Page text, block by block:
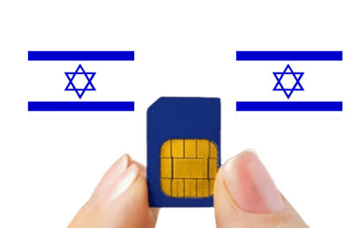
Orange Romania
Orange Romania – nhà mạng di động lớn
nhất, lâu đời nhất Romania với vùng phủ
sóng rộng khắp: thành phố lớn như
Bucharest, Cluj-Napoca, Timisoara, Iasi đến
vùng nông thôn, khu vực miền núi, biển Đen.
Dịch vụ ổn định, nhiều đại lý hỗ trợ, đa dạng
gói cước linh hoạt, phù hợp người dân địa
phương, khách du lịch.